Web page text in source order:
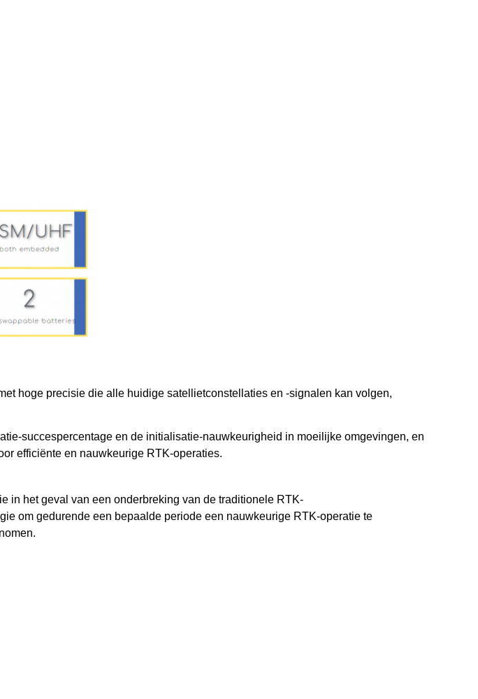
hoge precisie die alle huidige satellietconstellaties en -signalen kan volgen,
succespercentage en de initialisatie-nauwkeurigheid in moeilijke omgevingen, en
efficiënte en nauwkeurige RTK-operaties.
in het geval van een onderbreking van de traditionele RTK-
om gedurende een bepaalde periode een nauwkeurige RTK-operatie te